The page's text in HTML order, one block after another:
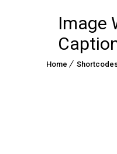
Image
Home